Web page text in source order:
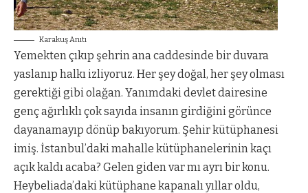
Karakuş Anıtı
Yemekten çıkıp şehrin ana caddesinde bir duvara
yaslanıp halkı izliyoruz. Her şey doğal, her şey olması
gerektiği gibi olağan. Yanımdaki devlet dairesine
genç ağırlıklı çok sayıda insanın girdiğini görünce
dayanamayıp dönüp bakıyorum. Şehir kütüphanesi
imiş. İstanbul’daki mahalle kütüphanelerinin kaçı
açık kaldı acaba? Gelen giden var mı ayrı bir konu.
Heybeliada’daki kütüphane kapanalı yıllar oldu,